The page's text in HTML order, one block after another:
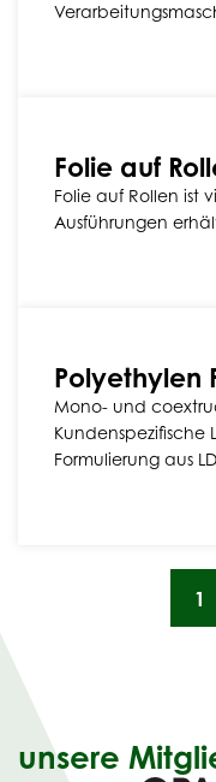
Folie auf
Folie auf Rollen ist
Ausführungen
Polyethylen
Mono- und
Kundenspezifische
Formulierung aus
1
unsere